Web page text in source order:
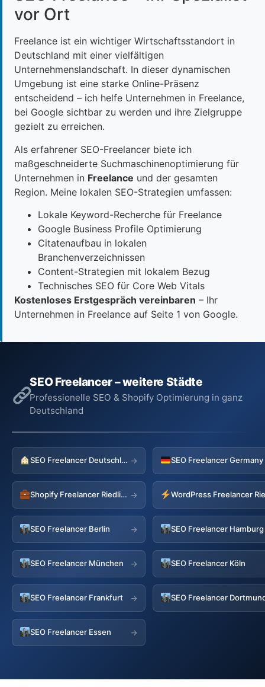
vor Ort
Freelance ist ein wichtiger Wirtschaftsstandort in
Deutschland mit einer vielfältigen
Unternehmenslandschaft. In dieser dynamischen
Umgebung ist eine starke Online-Präsenz
entscheidend – ich helfe Unternehmen in Freelance,
bei Google sichtbar zu werden und ihre Zielgruppe
gezielt zu erreichen.
Als erfahrener SEO-Freelancer biete ich
maßgeschneiderte Suchmaschinenoptimierung für
Unternehmen in Freelance und der gesamten
Region. Meine lokalen SEO-Strategien umfassen:
Lokale Keyword-Recherche für Freelance
Google Business Profile Optimierung
Citatenaufbau in lokalen
Branchenverzeichnissen
Content-Strategien mit lokalem Bezug
Technisches SEO für Core Web Vitals
Kostenloses Erstgespräch vereinbaren – Ihr
Unternehmen in Freelance auf Seite 1 von Google.
SEO Freelancer – weitere Städte
Professionelle SEO & Shopify Optimierung in ganz
Deutschland
SEO Freelancer Deutschland →
Shopify Freelancer Riedlingen → WordPress Freelancer
SEO Freelancer Berlin → SEO Freelancer Hamburg
SEO Freelancer München → SEO Freelancer Köln
SEO Freelancer Frankfurt → SEO Freelancer
SEO Freelancer Essen →